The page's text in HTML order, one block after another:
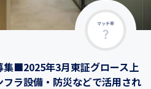
マッチ率
■2025年3月東証グロース上
ラ設備・防災などで活用され